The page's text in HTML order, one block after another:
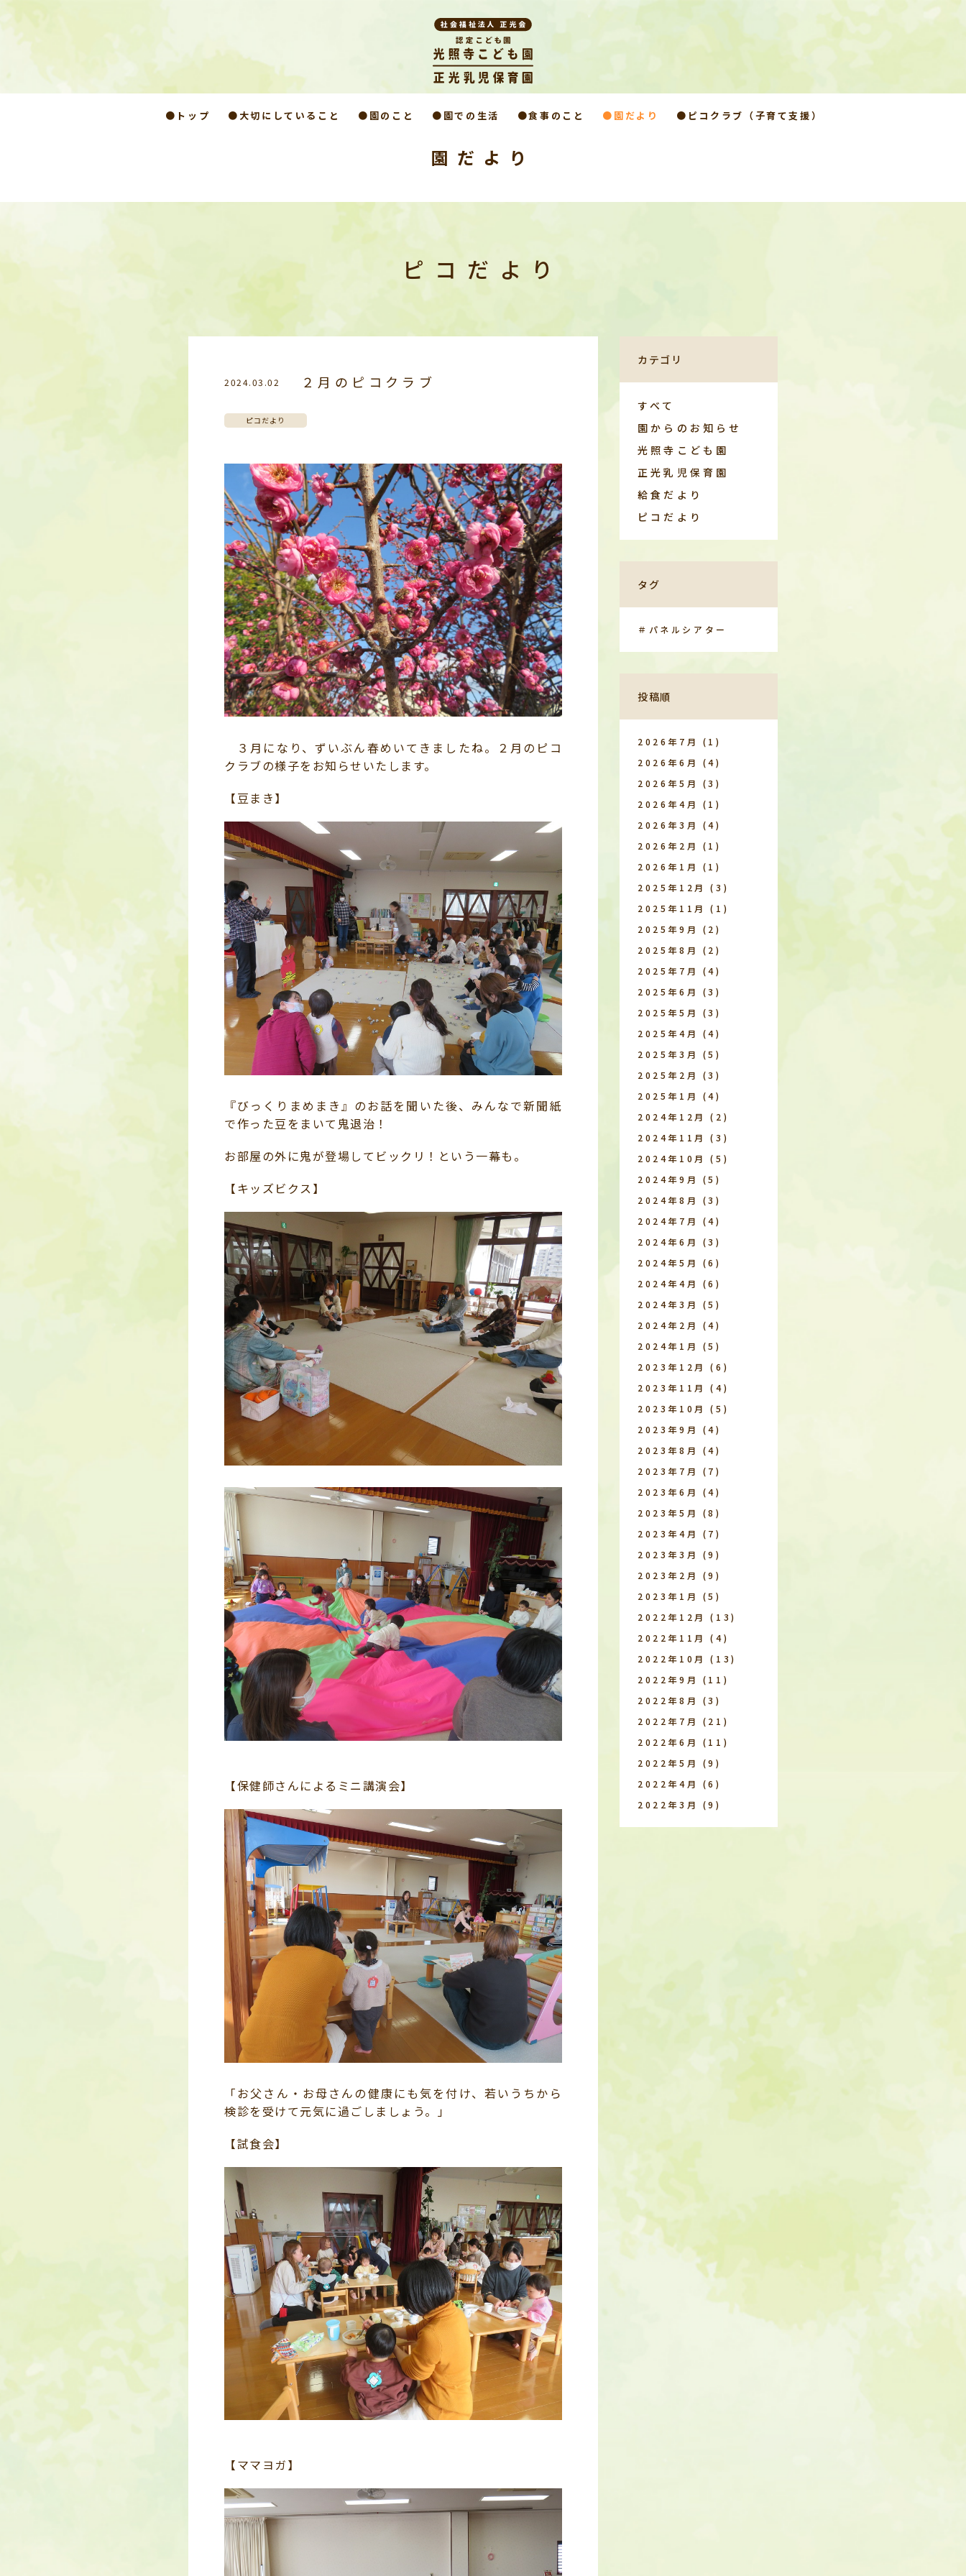
●トップ ●大切にしていること ●園のこと ●園での生活 ●食事のこと ●園だより ●ピコクラブ（子育て支援）
園だより
ピコだより
2024.03.02 ２月のピコクラブ
ピコだより
３月になり、ずいぶん春めいてきましたね。２月のピコ
クラブの様子をお知らせいたします。
【豆まき】
『びっくりまめまき』のお話を聞いた後、みんなで新聞紙
で作った豆をまいて鬼退治！
お部屋の外に鬼が登場してビックリ！という一幕も。
【キッズビクス】
【保健師さんによるミニ講演会】
「お父さん・お母さんの健康にも気を付け、若いうちから
検診を受けて元気に過ごしましょう。」
【試食会】
【ママヨガ】
カテゴリ
すべて
園からのお知らせ
光照寺こども園
正光乳児保育園
給食だより
ピコだより
タグ
＃パネルシアター
投稿順
2026年7月
(1)
2026年6月
(4)
2026年5月
(3)
2026年4月
(1)
2026年3月
(4)
2026年2月
(1)
2026年1月
(1)
2025年12月
(3)
2025年11月
(1)
2025年9月
(2)
2025年8月
(2)
2025年7月
(4)
2025年6月
(3)
2025年5月
(3)
2025年4月
(4)
2025年3月
(5)
2025年2月
(3)
2025年1月
(4)
2024年12月
(2)
2024年11月
(3)
2024年10月
(5)
2024年9月
(5)
2024年8月
(3)
2024年7月
(4)
2024年6月
(3)
2024年5月
(6)
2024年4月
(6)
2024年3月
(5)
2024年2月
(4)
2024年1月
(5)
2023年12月
(6)
2023年11月
(4)
2023年10月
(5)
2023年9月
(4)
2023年8月
(4)
2023年7月
(7)
2023年6月
(4)
2023年5月
(8)
2023年4月
(7)
2023年3月
(9)
2023年2月
(9)
2023年1月
(5)
2022年12月
(13)
2022年11月
(4)
2022年10月
(13)
2022年9月
(11)
2022年8月
(3)
2022年7月
(21)
2022年6月
(11)
2022年5月
(9)
2022年4月
(6)
2022年3月
(9)